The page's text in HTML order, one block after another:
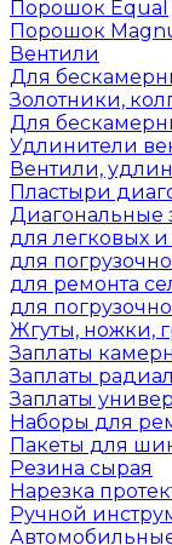
Порошок Equal
Порошок
Вентили
Для
Золотники,
Для
Удлинители
Вентили,
Пластыри
Диагональные
для легковых и
для
для ремонта
для
Жгуты, ножки,
Заплаты
Заплаты
Заплаты
Наборы для
Пакеты для
Резина сырая
Нарезка
Ручной